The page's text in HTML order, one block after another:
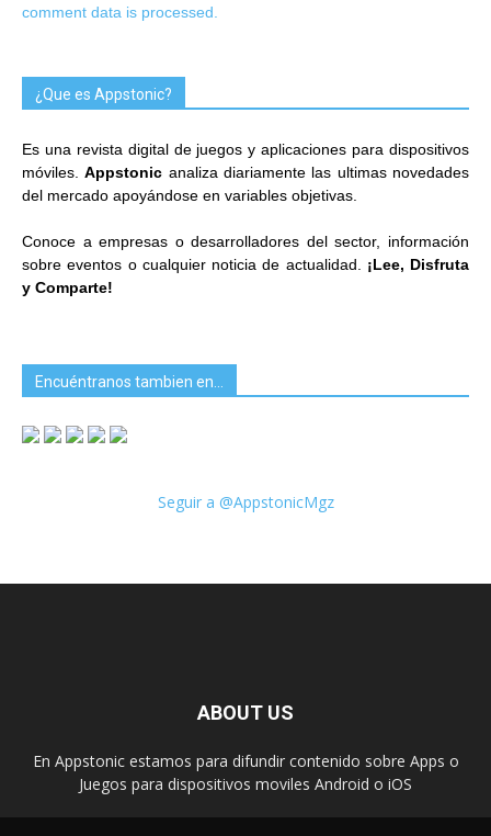
comment data is processed.
¿Que es Appstonic?
Es una revista digital de juegos y aplicaciones para dispositivos
móviles.Appstonic analiza diariamente las ultimas novedades
del mercado apoyándose en variables objetivas.
Conoce a empresas o desarrolladores del sector, información
sobre eventos o cualquier noticia de actualidad. ¡Lee, Disfruta
y Comparte!
Encuéntranos tambien en…
Seguir a @AppstonicMgz
ABOUT US
En Appstonic estamos para difundir contenido sobre Apps o
Juegos para dispositivos moviles Android o iOS